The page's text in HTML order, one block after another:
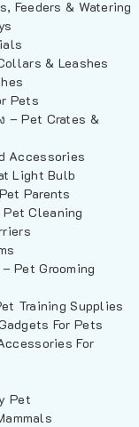
Feeders & Watering
& Leashes
Pets
– Pet Crates &
Accessories
Light Bulb
Parents
Cleaning
Pet Grooming
Training Supplies
For Pets
For
Pet